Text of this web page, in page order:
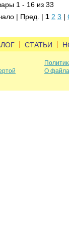
1 - 16 из 33
| Пред. | 1 2 3 |
| СТАТЬИ |
О